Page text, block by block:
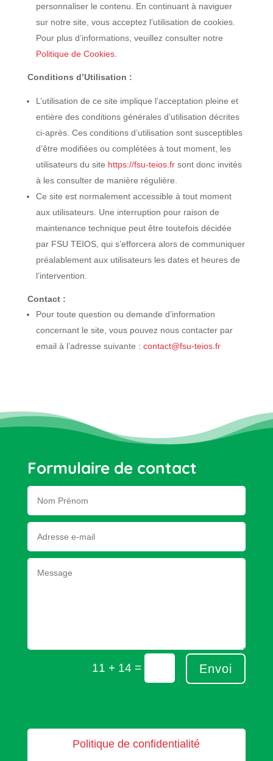
personnaliser le contenu. En continuant à naviguer
sur notre site, vous acceptez l’utilisation de cookies.
Pour plus d’informations, veuillez consulter notre
Politique de Cookies.
Conditions d’Utilisation :
L’utilisation de ce site implique l’acceptation pleine et
entière des conditions générales d’utilisation décrites
ci-après. Ces conditions d’utilisation sont susceptibles
d’être modifiées ou complétées à tout moment, les
utilisateurs du site https://fsu-teios.frsont donc invités
à les consulter de manière régulière.
Ce site est normalement accessible à tout moment
aux utilisateurs. Une interruption pour raison de
maintenance technique peut être toutefois décidée
par FSU TEIOS, qui s’efforcera alors de communiquer
préalablement aux utilisateurs les dates et heures de
l’intervention.
Contact :
Pour toute question ou demande d’information
concernant le site, vous pouvez nous contacter par
email à l’adresse suivante : contact@fsu-teios.fr
Formulaire de contact
11 + 14 = Envoi
Politique de confidentialité